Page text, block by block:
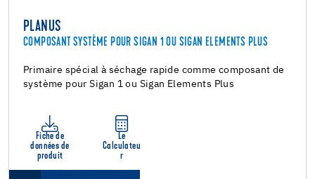
PLANUS
COMPOSANT SYSTÈME POUR SIGAN 1 OU SIGAN ELEMENTS PLUS
Primaire spécial à séchage rapide comme composant de
système pour Sigan 1 ou Sigan Elements Plus
Fiche de
données de
produit
Le
Calculateu
r